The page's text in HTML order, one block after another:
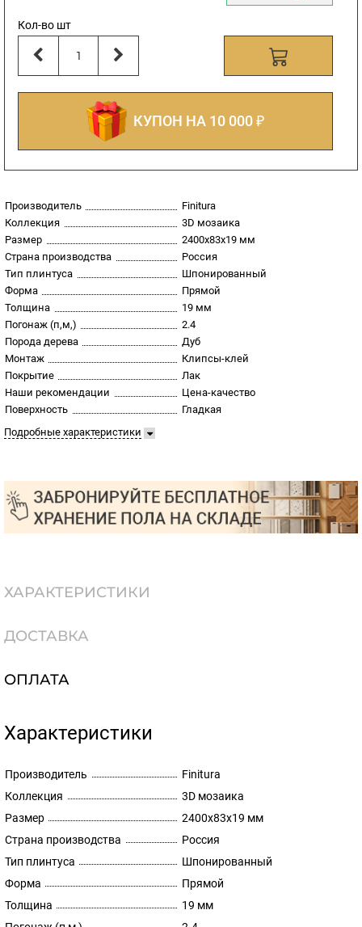
Кол-во шт
КУПОН НА 10 000 ₽
Производитель
Finitura
Коллекция
3D мозаика
Размер
2400х83х19 мм
Страна производства
Россия
Тип плинтуса
Шпонированный
Форма
Прямой
Толщина
19 мм
Погонаж (п,м,)
2.4
Порода дерева
Дуб
Монтаж
Клипсы-клей
Покрытие
Лак
Наши рекомендации
Цена-качество
Поверхность
Гладкая
Подробные характеристики
ХАРАКТЕРИСТИКИ
ДОСТАВКА
ОПЛАТА
Характеристики
Производитель
Finitura
Коллекция
3D мозаика
Размер
2400х83х19 мм
Страна производства
Россия
Тип плинтуса
Шпонированный
Форма
Прямой
Толщина
19 мм